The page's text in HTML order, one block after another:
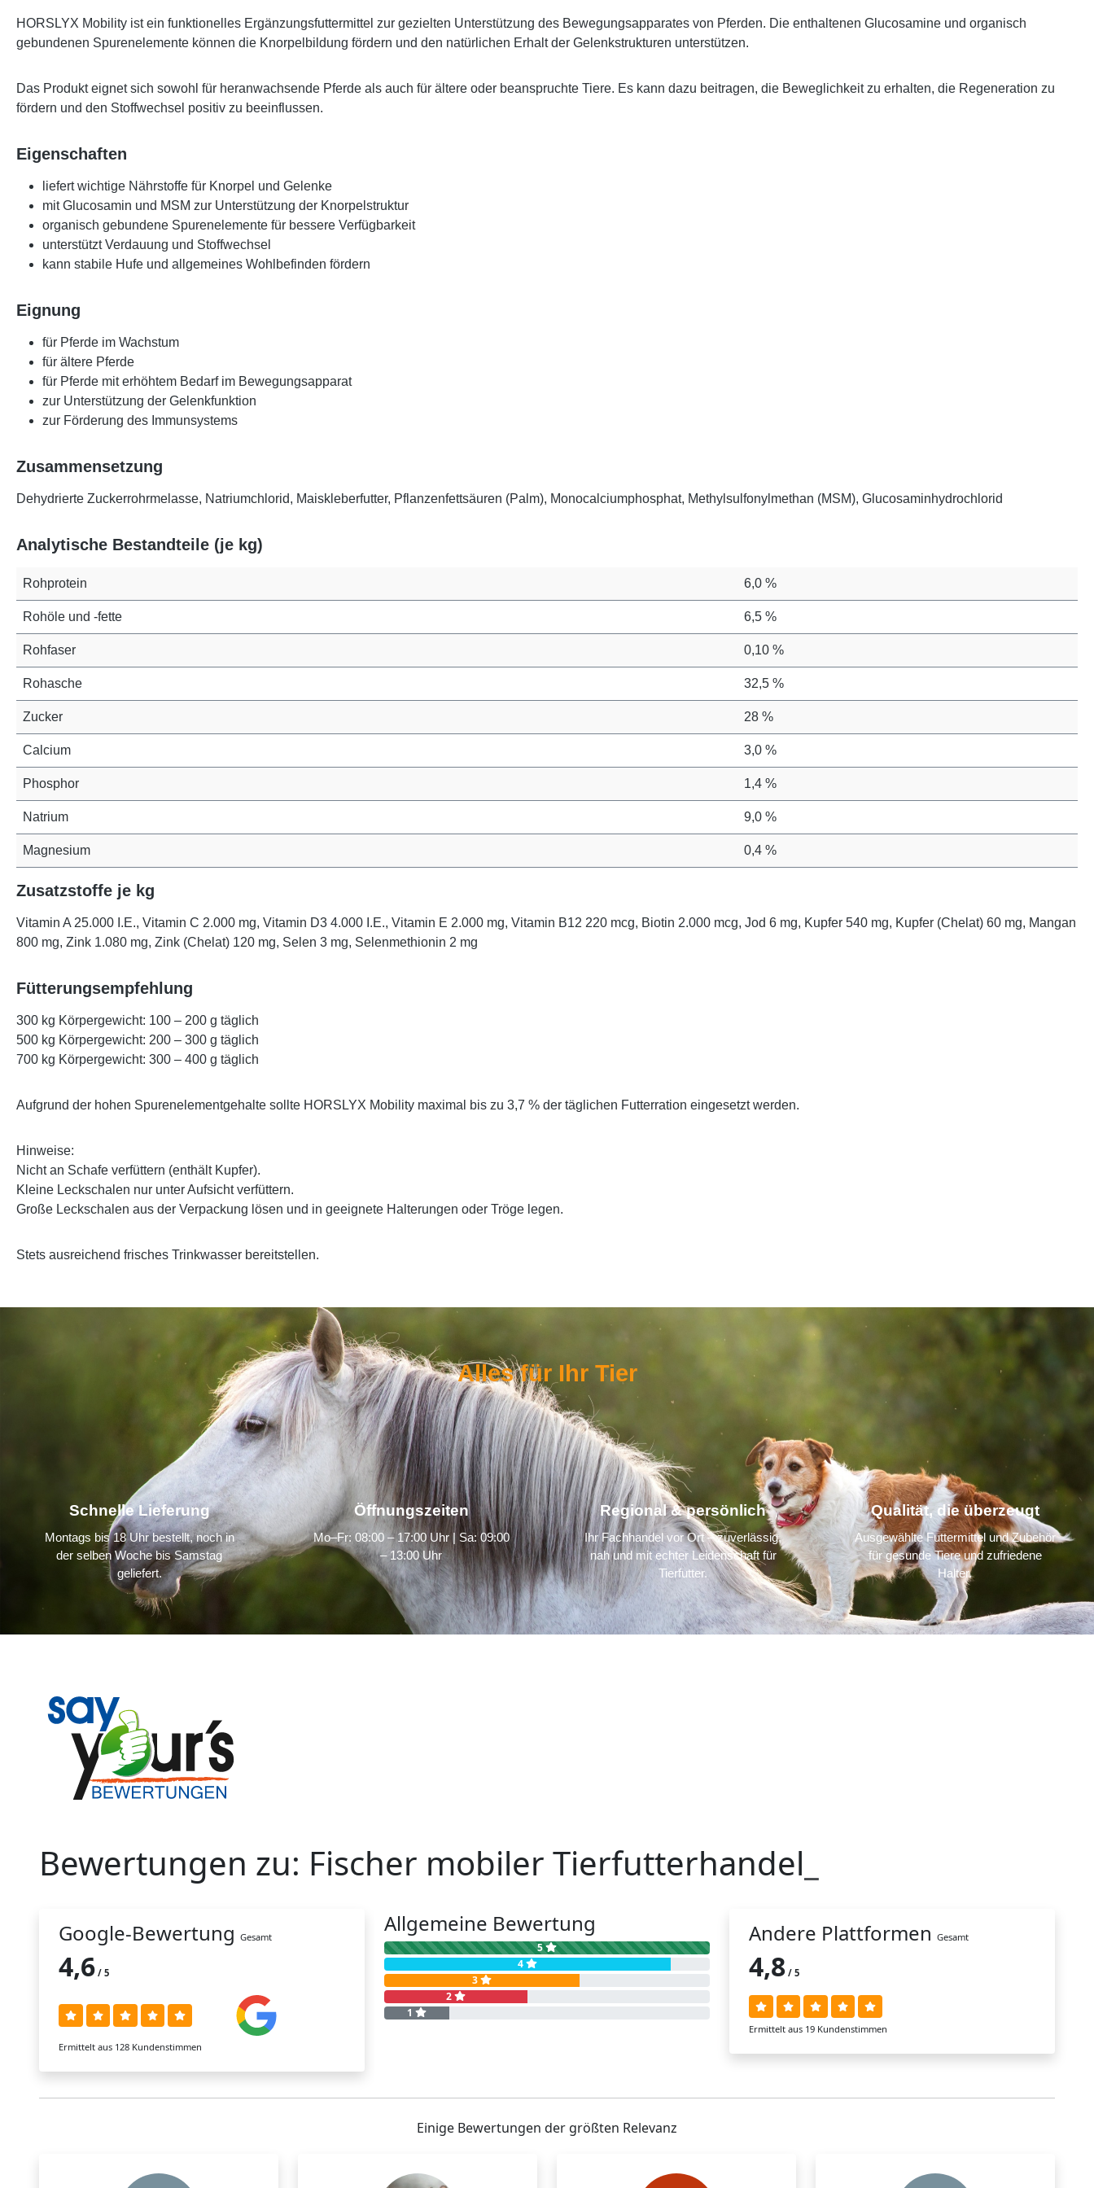
HORSLYX Mobility ist ein funktionelles Ergänzungsfuttermittel zur gezielten Unterstützung des Bewegungsapparates von Pferden. Die enthaltenen Glucosamine und organisch
gebundenen Spurenelemente können die Knorpelbildung fördern und den natürlichen Erhalt der Gelenkstrukturen unterstützen.
Das Produkt eignet sich sowohl für heranwachsende Pferde als auch für ältere oder beanspruchte Tiere. Es kann dazu beitragen, die Beweglichkeit zu erhalten, die Regeneration zu
fördern und den Stoffwechsel positiv zu beeinflussen.
Eigenschaften
liefert wichtige Nährstoffe für Knorpel und Gelenke
mit Glucosamin und MSM zur Unterstützung der Knorpelstruktur
organisch gebundene Spurenelemente für bessere Verfügbarkeit
unterstützt Verdauung und Stoffwechsel
kann stabile Hufe und allgemeines Wohlbefinden fördern
Eignung
für Pferde im Wachstum
für ältere Pferde
für Pferde mit erhöhtem Bedarf im Bewegungsapparat
zur Unterstützung der Gelenkfunktion
zur Förderung des Immunsystems
Zusammensetzung
Dehydrierte Zuckerrohrmelasse, Natriumchlorid, Maiskleberfutter, Pflanzenfettsäuren (Palm), Monocalciumphosphat, Methylsulfonylmethan (MSM), Glucosaminhydrochlorid
Analytische Bestandteile (je kg)
Rohprotein 6,0 %
Rohöle und -fette 6,5 %
Rohfaser 0,10 %
Rohasche 32,5 %
Zucker 28 %
Calcium 3,0 %
Phosphor 1,4 %
Natrium 9,0 %
Magnesium 0,4 %
Zusatzstoffe je kg
Vitamin A 25.000 I.E., Vitamin C 2.000 mg, Vitamin D3 4.000 I.E., Vitamin E 2.000 mg, Vitamin B12 220 mcg, Biotin 2.000 mcg, Jod 6 mg, Kupfer 540 mg, Kupfer (Chelat) 60 mg, Mangan
800 mg, Zink 1.080 mg, Zink (Chelat) 120 mg, Selen 3 mg, Selenmethionin 2 mg
Fütterungsempfehlung
300 kg Körpergewicht: 100 – 200 g täglich
500 kg Körpergewicht: 200 – 300 g täglich
700 kg Körpergewicht: 300 – 400 g täglich
Aufgrund der hohen Spurenelementgehalte sollte HORSLYX Mobility maximal bis zu 3,7 % der täglichen Futterration eingesetzt werden.
Hinweise:
Nicht an Schafe verfüttern (enthält Kupfer).
Kleine Leckschalen nur unter Aufsicht verfüttern.
Große Leckschalen aus der Verpackung lösen und in geeignete Halterungen oder Tröge legen.
Stets ausreichend frisches Trinkwasser bereitstellen.
Alles für Ihr Tier
Schnelle Lieferung
Montags bis 18 Uhr bestellt, noch in
der selben Woche bis Samstag
geliefert.
Öffnungszeiten
Mo–Fr: 08:00 – 17:00 Uhr | Sa: 09:00
– 13:00 Uhr
Regional & persönlich
Ihr Fachhandel vor Ort – zuverlässig,
nah und mit echter Leidenschaft für
Tierfutter.
Qualität, die überzeugt
Ausgewählte Futtermittel und Zubehör
für gesunde Tiere und zufriedene
Halter.